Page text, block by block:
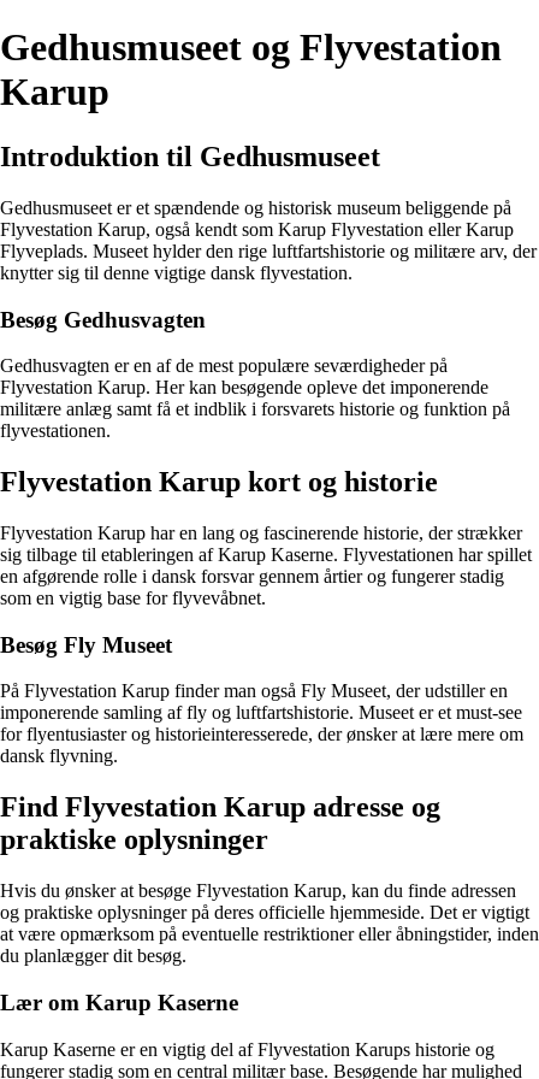
Gedhusmuseet og Flyvestation
Karup
Introduktion til Gedhusmuseet
Gedhusmuseet er et spændende og historisk museum beliggende på
Flyvestation Karup, også kendt som Karup Flyvestation eller Karup
Flyveplads. Museet hylder den rige luftfartshistorie og militære arv, der
knytter sig til denne vigtige dansk flyvestation.
Besøg Gedhusvagten
Gedhusvagten er en af de mest populære seværdigheder på
Flyvestation Karup. Her kan besøgende opleve det imponerende
militære anlæg samt få et indblik i forsvarets historie og funktion på
flyvestationen.
Flyvestation Karup kort og historie
Flyvestation Karup har en lang og fascinerende historie, der strækker
sig tilbage til etableringen af Karup Kaserne. Flyvestationen har spillet
en afgørende rolle i dansk forsvar gennem årtier og fungerer stadig
som en vigtig base for flyvevåbnet.
Besøg Fly Museet
På Flyvestation Karup finder man også Fly Museet, der udstiller en
imponerende samling af fly og luftfartshistorie. Museet er et must-see
for flyentusiaster og historieinteresserede, der ønsker at lære mere om
dansk flyvning.
Find Flyvestation Karup adresse og
praktiske oplysninger
Hvis du ønsker at besøge Flyvestation Karup, kan du finde adressen
og praktiske oplysninger på deres officielle hjemmeside. Det er vigtigt
at være opmærksom på eventuelle restriktioner eller åbningstider, inden
du planlægger dit besøg.
Lær om Karup Kaserne
Karup Kaserne er en vigtig del af Flyvestation Karups historie og
fungerer stadig som en central militær base. Besøgende har mulighed